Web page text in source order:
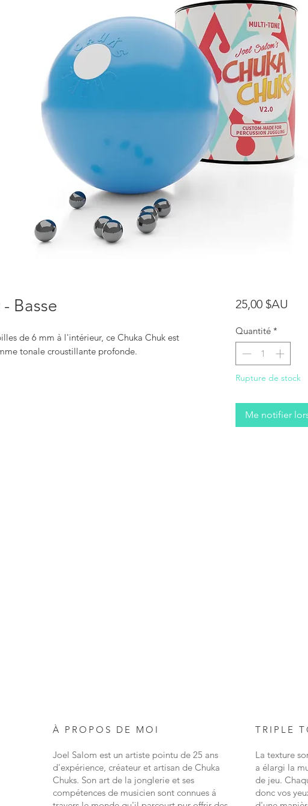
Basse
de 6 mm à l'intérieur, ce Chuka Chuk est
tonale croustillante profonde.
25,00 $AU
Quantité *
Rupture de stock
Me notifier
À PROPOS DE MOI
Joel Salom est un artiste pointu de 25 ans
d'expérience, créateur et artisan de Chuka
Chuks. Son art de la jonglerie et ses
compétences de musicien sont connues á
TRIPLE
La texture
a élargi la
de jeu.
donc vos